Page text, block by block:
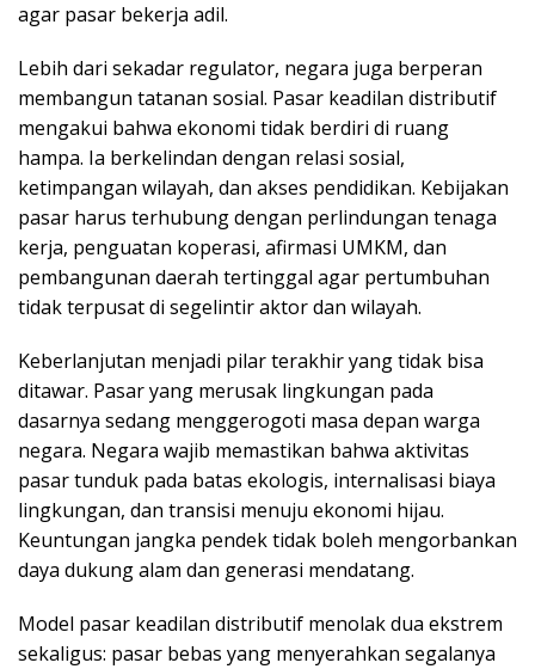
agar pasar bekerja adil.
Lebih dari sekadar regulator, negara juga berperan
membangun tatanan sosial. Pasar keadilan distributif
mengakui bahwa ekonomi tidak berdiri di ruang
hampa. Ia berkelindan dengan relasi sosial,
ketimpangan wilayah, dan akses pendidikan. Kebijakan
pasar harus terhubung dengan perlindungan tenaga
kerja, penguatan koperasi, afirmasi UMKM, dan
pembangunan daerah tertinggal agar pertumbuhan
tidak terpusat di segelintir aktor dan wilayah.
Keberlanjutan menjadi pilar terakhir yang tidak bisa
ditawar. Pasar yang merusak lingkungan pada
dasarnya sedang menggerogoti masa depan warga
negara. Negara wajib memastikan bahwa aktivitas
pasar tunduk pada batas ekologis, internalisasi biaya
lingkungan, dan transisi menuju ekonomi hijau.
Keuntungan jangka pendek tidak boleh mengorbankan
daya dukung alam dan generasi mendatang.
Model pasar keadilan distributif menolak dua ekstrem
sekaligus: pasar bebas yang menyerahkan segalanya